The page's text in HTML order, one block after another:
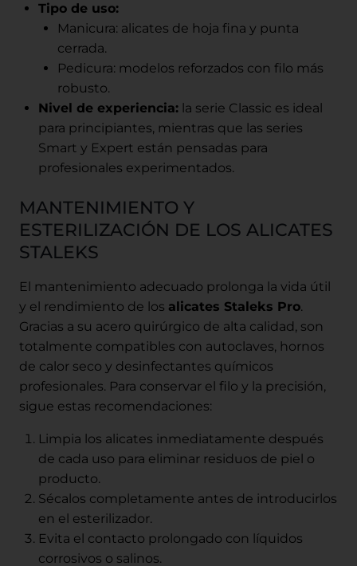
Tipo de uso:
Manicura: alicates de hoja fina y punta
cerrada.
Pedicura: modelos reforzados con filo más
robusto.
Nivel de experiencia: la serie Classic es ideal
para principiantes, mientras que las series
Smart y Expert están pensadas para
profesionales experimentados.
MANTENIMIENTO Y
ESTERILIZACIÓN DE LOS ALICATES
STALEKS
El mantenimiento adecuado prolonga la vida útil
y el rendimiento de los alicates Staleks Pro.
Gracias a su acero quirúrgico de alta calidad, son
totalmente compatibles con autoclaves, hornos
de calor seco y desinfectantes químicos
profesionales. Para conservar el filo y la precisión,
sigue estas recomendaciones:
Limpia los alicates inmediatamente después
de cada uso para eliminar residuos de piel o
producto.
Sécalos completamente antes de introducirlos
en el esterilizador.
Evita el contacto prolongado con líquidos
corrosivos o salinos.